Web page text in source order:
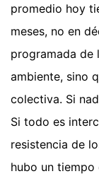
promedio hoy
meses, no en
programada de
ambiente, sino
colectiva. Si
Si todo es
resistencia de
hubo un tiempo